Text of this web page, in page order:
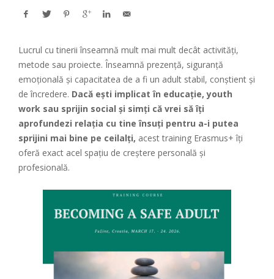
Lucrul cu tinerii înseamnă mult mai mult decât activități,
metode sau proiecte. Înseamnă prezență, siguranță
emoțională și capacitatea de a fi un adult stabil, conștient și
de încredere. Dacă ești implicat în educație, youth
work sau sprijin social și simți că vrei să îți
aprofundezi relația cu tine însuți pentru a-i putea
sprijini mai bine pe ceilalți, acest training Erasmus+ îți
oferă exact acel spațiu de creștere personală și
profesională.